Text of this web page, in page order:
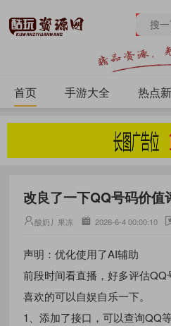
首页 手游大全 热点
改良了一下QQ号码价值
酸奶丿果冻 2026-6-4 00:00:10
声明：优化使用了AI辅助
前段时间看直播，好多评估
喜欢的可以自娱自乐一下。
1、添加了接口，可以查询QQ